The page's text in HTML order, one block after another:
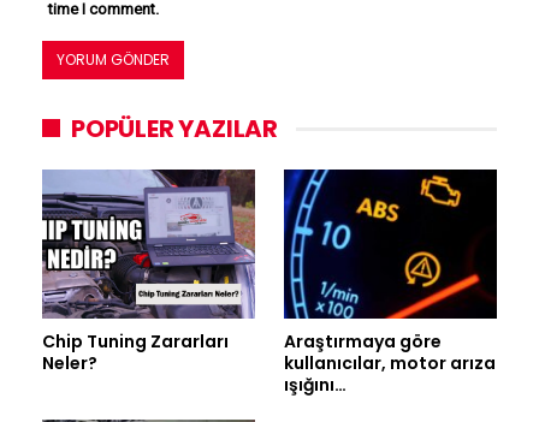
time I comment.
POPÜLER YAZILAR
Chip Tuning Zararları
Neler?
Araştırmaya göre
kullanıcılar, motor arıza
ışığını…